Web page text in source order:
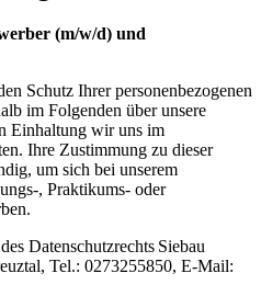
(m/w/d) und
Schutz Ihrer personenbezogenen
im Folgenden über unsere
Einhaltung wir uns im
Ihre Zustimmung zu dieser
um sich bei unserem
, Praktikums- oder
Datenschutzrechts Siebau
Tel.: 0273255850, E-Mail: